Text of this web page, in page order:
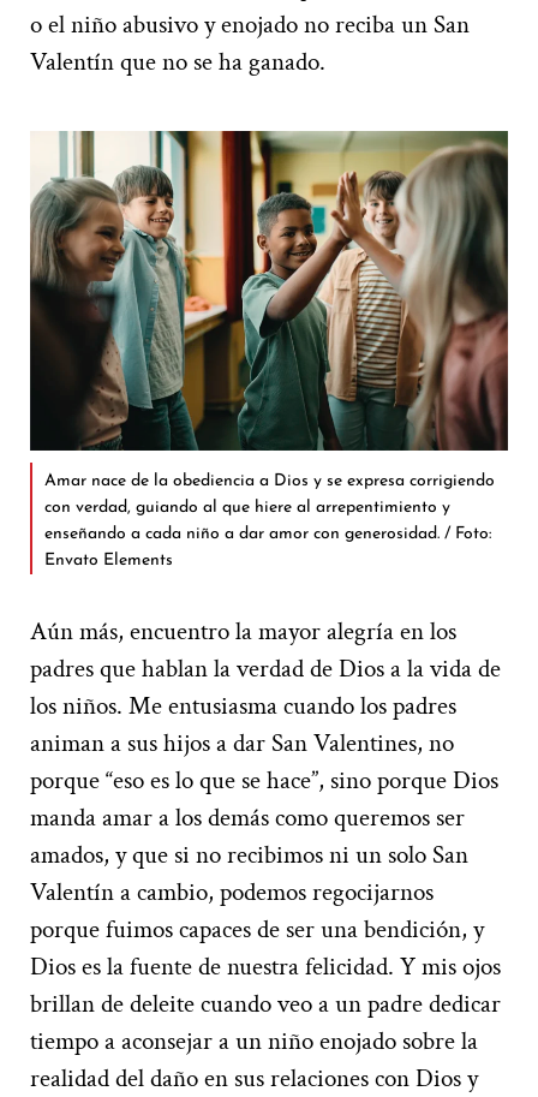
o el niño abusivo y enojado no reciba un San
Valentín que no se ha ganado.
Amar nace de la obediencia a Dios y se expresa corrigiendo
con verdad, guiando al que hiere al arrepentimiento y
enseñando a cada niño a dar amor con generosidad. / Foto:
Envato Elements
Aún más, encuentro la mayor alegría en los
padres que hablan la verdad de Dios a la vida de
los niños. Me entusiasma cuando los padres
animan a sus hijos a dar San Valentines, no
porque “eso es lo que se hace”, sino porque Dios
manda amar a los demás como queremos ser
amados, y que si no recibimos ni un solo San
Valentín a cambio, podemos regocijarnos
porque fuimos capaces de ser una bendición, y
Dios es la fuente de nuestra felicidad. Y mis ojos
brillan de deleite cuando veo a un padre dedicar
tiempo a aconsejar a un niño enojado sobre la
realidad del daño en sus relaciones con Dios y